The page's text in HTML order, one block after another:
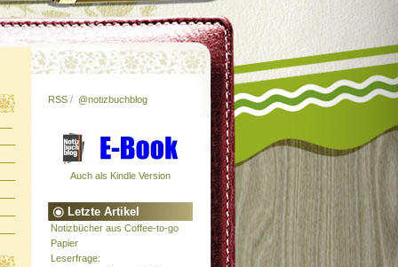
RSS / @notizbuchblog
Auch als Kindle Version
Letzte Artikel
Notizbücher aus Coffee-to-go
Papier
Leserfrage: